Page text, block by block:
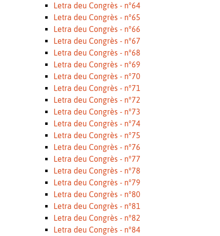
Letra deu Congrès - n°64
Letra deu Congrès - n°65
Letra deu Congrès - n°66
Letra deu Congrès - n°67
Letra deu Congrès - n°68
Letra deu Congrès - n°69
Letra deu Congrès - n°70
Letra deu Congrès - n°71
Letra deu Congrès - n°72
Letra deu Congrès - n°73
Letra deu Congrès - n°74
Letra deu Congrès - n°75
Letra deu Congrès - n°76
Letra deu Congrès - n°77
Letra deu Congrès - n°78
Letra deu Congrès - n°79
Letra deu Congrès - n°80
Letra deu Congrès - n°81
Letra deu Congrès - n°82
Letra deu Congrès - n°84